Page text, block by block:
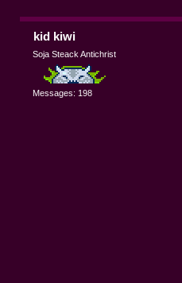
kid kiwi
Soja Steack Antichrist
Messages: 198